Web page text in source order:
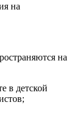
на
на
в детской